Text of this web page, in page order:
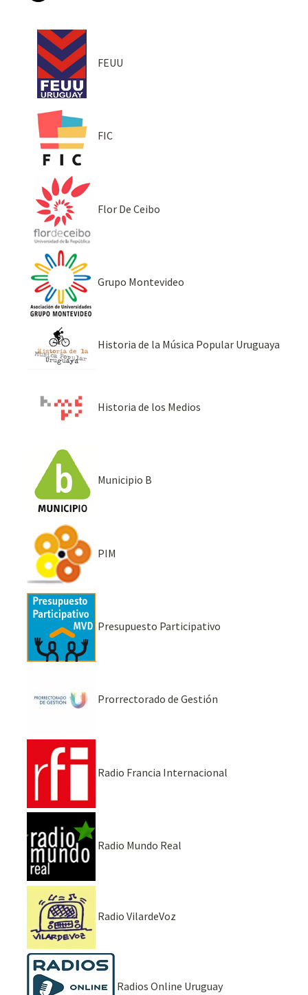
FEUU
FIC
Flor De Ceibo
Grupo Montevideo
Historia de la Música Popular Uruguaya
Historia de los Medios
Municipio B
PIM
Presupuesto Participativo
Prorrectorado de Gestión
Radio Francia Internacional
Radio Mundo Real
Radio VilardeVoz
Radios Online Uruguay